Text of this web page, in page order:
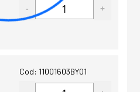
Cod: 11001603BY01